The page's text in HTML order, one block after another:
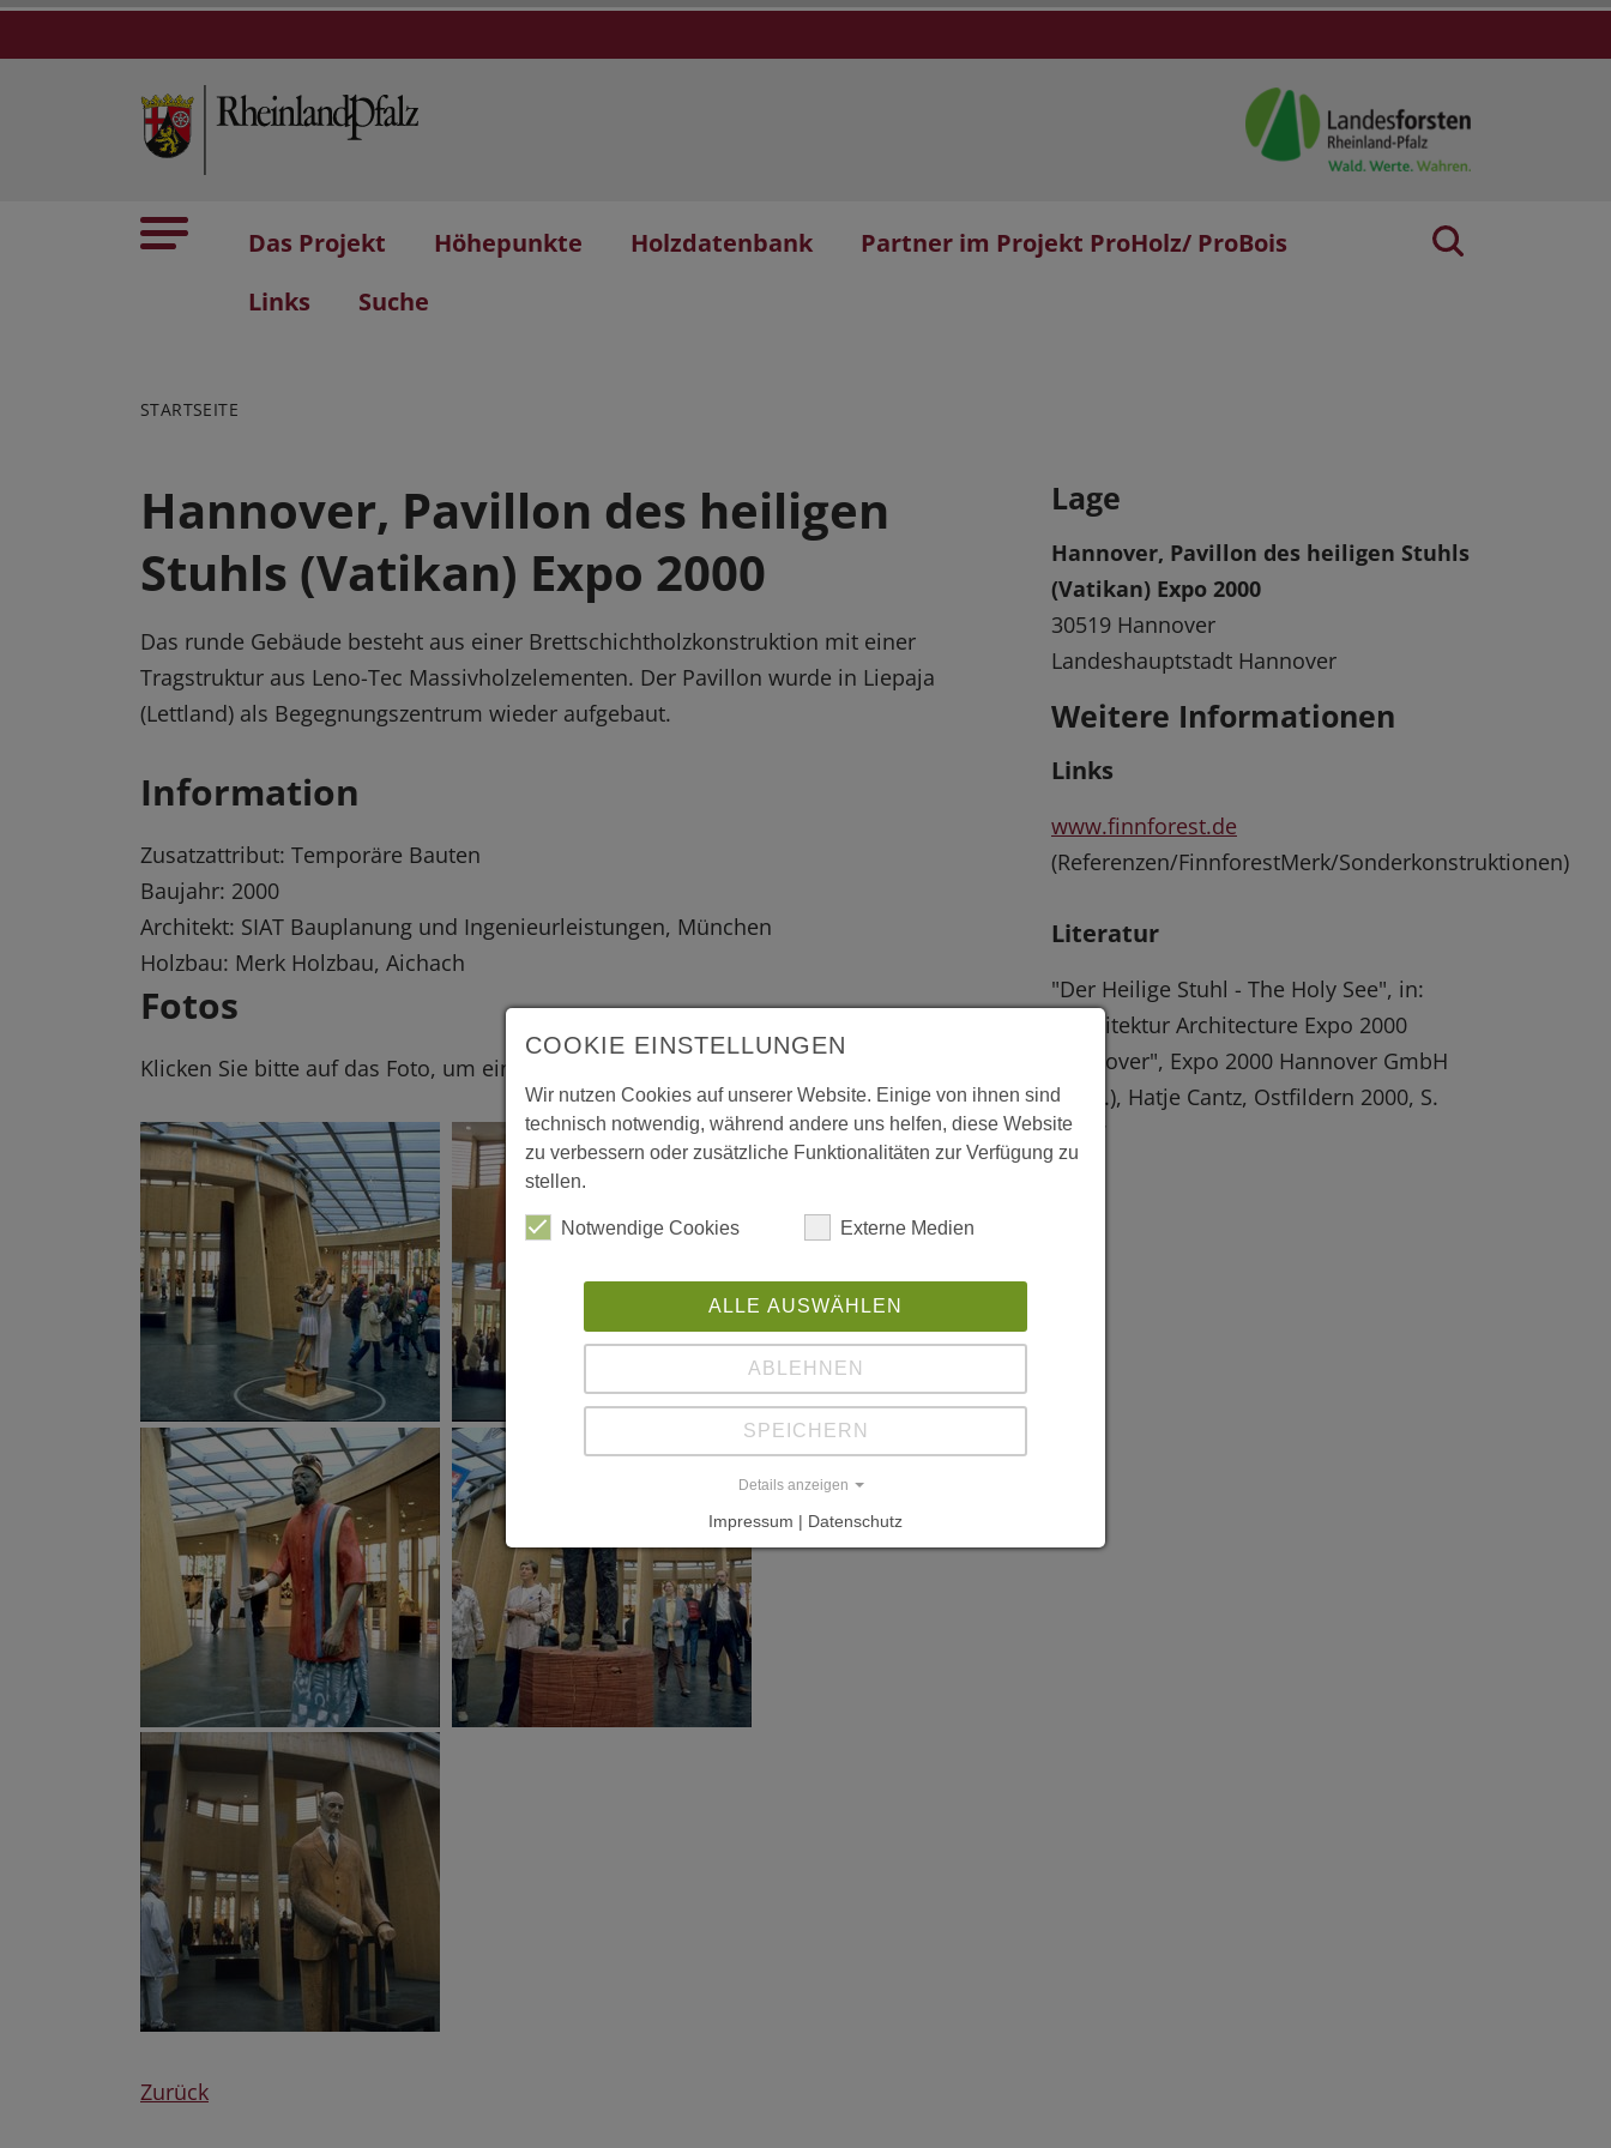
Das Projekt Höhepunkte Holzdatenbank
Partner im Projekt ProHolz/ ProBois
Links
Suche
STARTSEITE
Hannover, Pavillon des heiligen
Stuhls (Vatikan) Expo 2000
Das runde Gebäude besteht aus einer Brettschichtholzkonstruktion mit einer
Tragstruktur aus Leno-Tec Massivholzelementen. Der Pavillon wurde in Liepaja
(Lettland) als Begegnungszentrum wieder aufgebaut.
Information
Zusatzattribut: Temporäre Bauten
Baujahr: 2000
Architekt: SIAT Bauplanung und Ingenieurleistungen, München
Holzbau: Merk Holzbau, Aichach
Fotos
Klicken Sie bitte auf das Foto, um eine vergrößerte Darstellung zu erhalten.
Zurück
Lage
Hannover, Pavillon des heiligen Stuhls
(Vatikan) Expo 2000
30519 Hannover
Landeshauptstadt Hannover
Weitere Informationen
Links
www.finnforest.de
(Referenzen/FinnforestMerk/Sonderkonstruktionen)
Literatur
"Der Heilige Stuhl - The Holy See", in:
"Architektur Architecture Expo 2000
Hannover", Expo 2000 Hannover GmbH
(Hrsg.), Hatje Cantz, Ostfildern 2000, S.
74-77
COOKIE EINSTELLUNGEN
Wir nutzen Cookies auf unserer Website. Einige von ihnen sind
technisch notwendig, während andere uns helfen, diese Website
zu verbessern oder zusätzliche Funktionalitäten zur Verfügung zu
stellen.
Notwendige Cookies Externe Medien
ALLE AUSWÄHLEN
ABLEHNEN
SPEICHERN
Details anzeigen
Impressum | Datenschutz